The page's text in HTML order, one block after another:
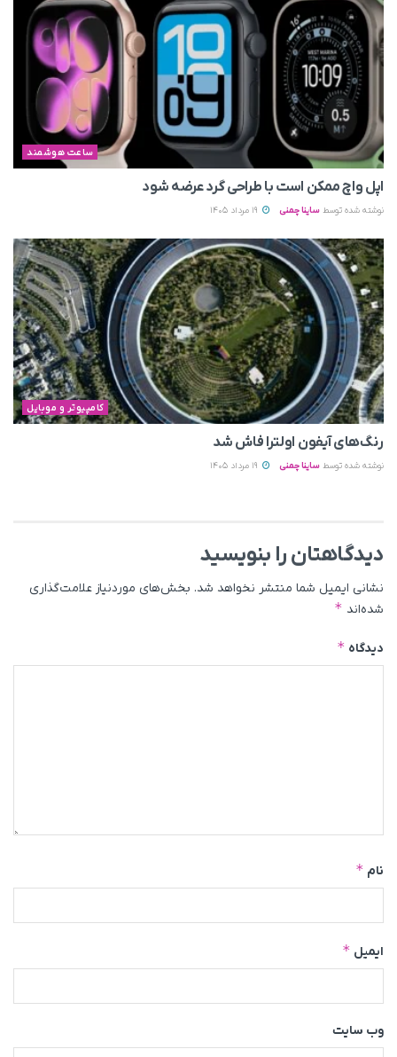
ساعت هوشمند
اپل واچ ممکن است با طراحی گرد عرضه شود
نوشته شده توسط ساینا چمنی
کامپیوتر و موبایل
رنگ‌های آیفون اولترا فاش شد
نوشته شده توسط ساینا چمنی
دیدگاهتان را بنویسید
نشانی ایمیل شما منتشر نخواهد شد. بخش‌های موردنیاز علامت‌گذاری
شده‌اند *
دیدگاه *
نام *
ایمیل *
وب‌ سایت